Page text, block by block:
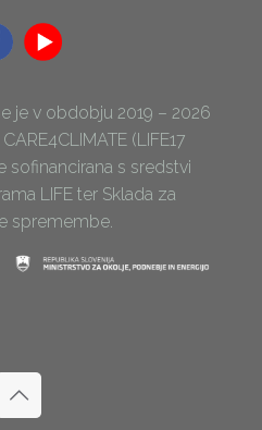
je v obdobju 2019 – 2026
(LIFE17
sofinancirana s sredstvi
LIFE ter Sklada za
spremembe.